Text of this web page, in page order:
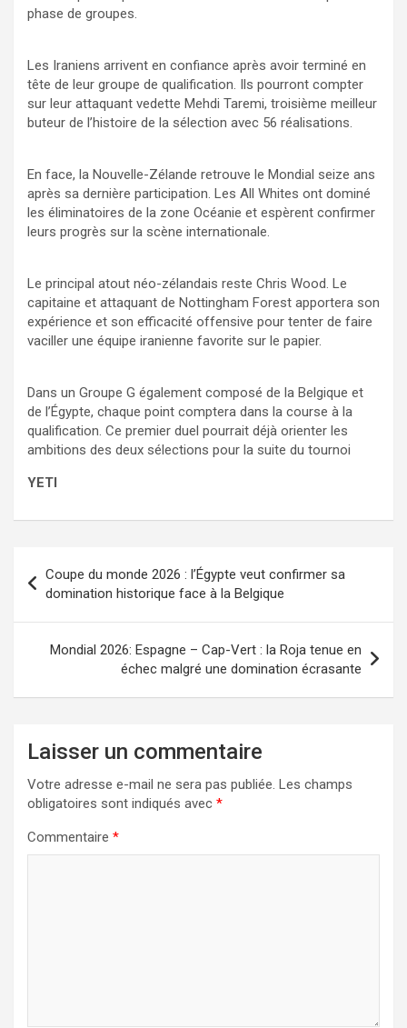
phase de groupes.
Les Iraniens arrivent en confiance après avoir terminé en
tête de leur groupe de qualification. Ils pourront compter
sur leur attaquant vedette Mehdi Taremi, troisième meilleur
buteur de l’histoire de la sélection avec 56 réalisations.
En face, la Nouvelle-Zélande retrouve le Mondial seize ans
après sa dernière participation. Les All Whites ont dominé
les éliminatoires de la zone Océanie et espèrent confirmer
leurs progrès sur la scène internationale.
Le principal atout néo-zélandais reste Chris Wood. Le
capitaine et attaquant de Nottingham Forest apportera son
expérience et son efficacité offensive pour tenter de faire
vaciller une équipe iranienne favorite sur le papier.
Dans un Groupe G également composé de la Belgique et
de l’Égypte, chaque point comptera dans la course à la
qualification. Ce premier duel pourrait déjà orienter les
ambitions des deux sélections pour la suite du tournoi
YETI
de
l’article
Coupe du monde 2026 : l’Égypte veut confirmer sa
domination historique face à la Belgique
Mondial 2026: Espagne – Cap-Vert : la Roja tenue en
échec malgré une domination écrasante
Laisser un commentaire
Votre adresse e-mail ne sera pas publiée. Les champs
obligatoires sont indiqués avec *
Commentaire *